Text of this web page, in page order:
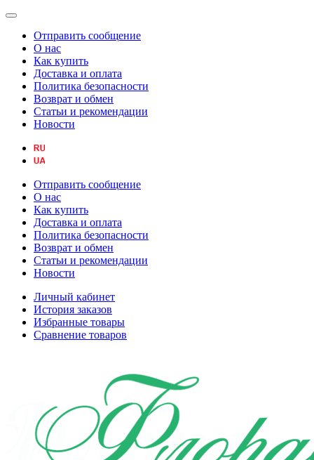
Отправить сообщение
О нас
Как купить
Доставка и оплата
Политика безопасности
Возврат и обмен
Статьи и рекомендации
Новости
Отправить сообщение
О нас
Как купить
Доставка и оплата
Политика безопасности
Возврат и обмен
Статьи и рекомендации
Новости
Личный кабинет
История заказов
Избранные товары
Сравнение товаров